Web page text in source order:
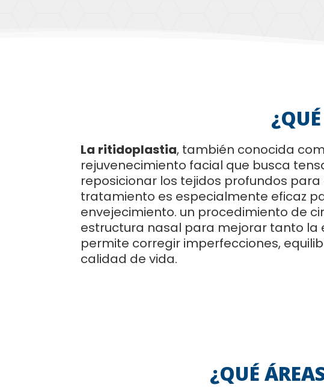
La ritidoplastia, también conocida
rejuvenecimiento facial que busca
reposicionar los tejidos profundos
tratamiento es especialmente eficaz
envejecimiento. un procedimiento de
estructura nasal para mejorar tanto la
permite corregir imperfecciones,
calidad de vida.
¿QUÉ